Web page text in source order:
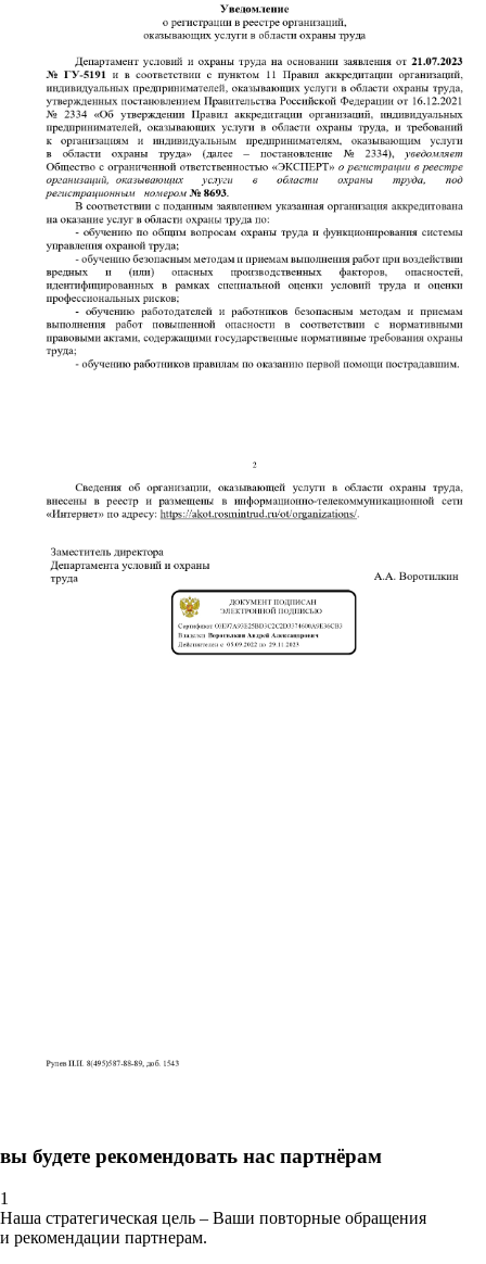
вы будете рекомендовать нас партнёрам
1
Наша стратегическая цель – Ваши повторные обращения
и рекомендации партнерам.